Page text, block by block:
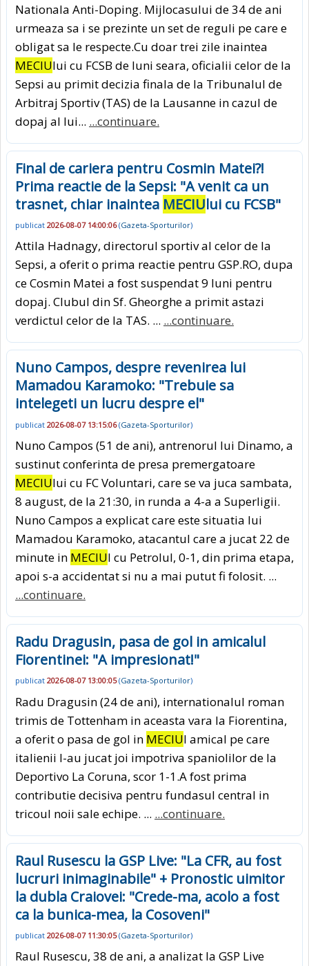
Nationala Anti-Doping. Mijlocasului de 34 de ani
urmeaza sa i se prezinte un set de reguli pe care e
obligat sa le respecte.Cu doar trei zile inaintea
MECIUlui cu FCSB de luni seara, oficialii celor de la
Sepsi au primit decizia finala de la Tribunalul de
Arbitraj Sportiv (TAS) de la Lausanne in cazul de
dopaj al lui... ...continuare.
Final de cariera pentru Cosmin Matei?!
Prima reactie de la Sepsi: "A venit ca un
trasnet, chiar inaintea MECIUlui cu FCSB"
publicat 2026-08-07 14:00:06(Gazeta-Sporturilor)
Attila Hadnagy, directorul sportiv al celor de la
Sepsi, a oferit o prima reactie pentru GSP.RO, dupa
ce Cosmin Matei a fost suspendat 9 luni pentru
dopaj. Clubul din Sf. Gheorghe a primit astazi
verdictul celor de la TAS. ... ...continuare.
Nuno Campos, despre revenirea lui
Mamadou Karamoko: "Trebuie sa
intelegeti un lucru despre el"
publicat 2026-08-07 13:15:06(Gazeta-Sporturilor)
Nuno Campos (51 de ani), antrenorul lui Dinamo, a
sustinut conferinta de presa premergatoare
MECIUlui cu FC Voluntari, care se va juca sambata,
8 august, de la 21:30, in runda a 4-a a Superligii.
Nuno Campos a explicat care este situatia lui
Mamadou Karamoko, atacantul care a jucat 22 de
minute in MECIUl cu Petrolul, 0-1, din prima etapa,
apoi s-a accidentat si nu a mai putut fi folosit. ...
...continuare.
Radu Dragusin, pasa de gol in amicalul
Fiorentinei: "A impresionat!"
publicat 2026-08-07 13:00:05(Gazeta-Sporturilor)
Radu Dragusin (24 de ani), internationalul roman
trimis de Tottenham in aceasta vara la Fiorentina,
a oferit o pasa de gol in MECIUl amical pe care
italienii l-au jucat joi impotriva spaniolilor de la
Deportivo La Coruna, scor 1-1.A fost prima
contributie decisiva pentru fundasul central in
tricoul noii sale echipe. ... ...continuare.
Raul Rusescu la GSP Live: "La CFR, au fost
lucruri inimaginabile" + Pronostic uimitor
la dubla Craiovei: "Crede-ma, acolo a fost
ca la bunica-mea, la Cosoveni"
publicat 2026-08-07 11:30:05(Gazeta-Sporturilor)
Raul Rusescu, 38 de ani, a analizat la GSP Live